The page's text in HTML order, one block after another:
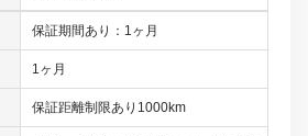
保証期間あり：1ヶ月
1ヶ月
保証距離制限あり1000km